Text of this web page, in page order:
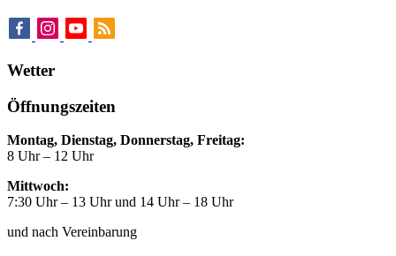
Wetter
Öffnungszeiten
Montag, Dienstag, Donnerstag, Freitag:
8 Uhr – 12 Uhr
Mittwoch:
7:30 Uhr – 13 Uhr und 14 Uhr – 18 Uhr
und nach Vereinbarung